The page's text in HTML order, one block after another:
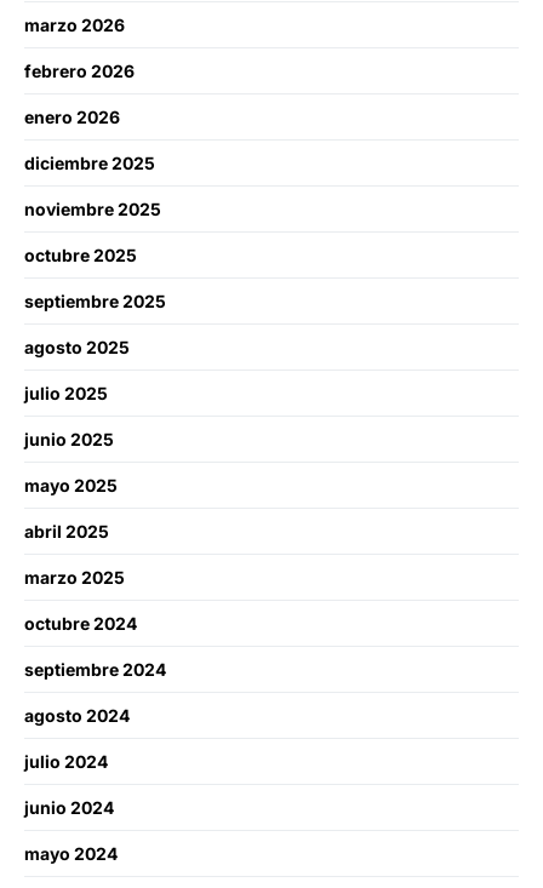
marzo 2026
febrero 2026
enero 2026
diciembre 2025
noviembre 2025
octubre 2025
septiembre 2025
agosto 2025
julio 2025
junio 2025
mayo 2025
abril 2025
marzo 2025
octubre 2024
septiembre 2024
agosto 2024
julio 2024
junio 2024
mayo 2024